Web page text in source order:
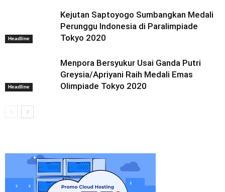
Headline
Kejutan Saptoyogo Sumbangkan Medali
Perunggu Indonesia di Paralimpiade
Tokyo 2020
Headline
Menpora Bersyukur Usai Ganda Putri
Greysia/Apriyani Raih Medali Emas
Olimpiade Tokyo 2020